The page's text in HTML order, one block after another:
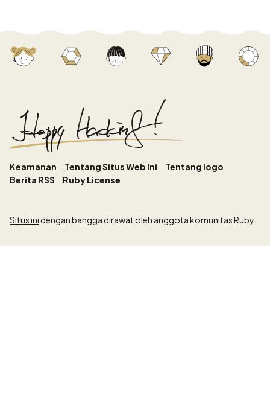
Keamanan Tentang Situs Web Ini
Tentang logo
Berita RSS
Ruby License
Situs inidengan bangga dirawat oleh anggota komunitas Ruby.